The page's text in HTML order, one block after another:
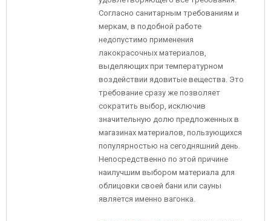
Согласно санитарным требованиям и
меркам, в подобной работе
недопустимо применения
лакокрасочных материалов,
выделяющих при температурном
воздействии ядовитые вещества. Это
требование сразу же позволяет
сократить выбор, исключив
значительную долю предложенных в
магазинах материалов, пользующихся
популярностью на сегодняшний день.
Непосредственно по этой причине
наилучшим выбором материала для
облицовки своей бани или сауны
является именно вагонка.